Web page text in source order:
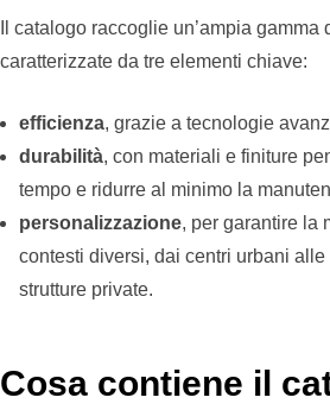
Il catalogo raccoglie un’ampia gamma
caratterizzate da tre elementi chiave:
efficienza, grazie a tecnologie
durabilità, con materiali e finiture
tempo e ridurre al minimo la
personalizzazione, per garantire la
contesti diversi, dai centri urbani
strutture private.
Cosa contiene il